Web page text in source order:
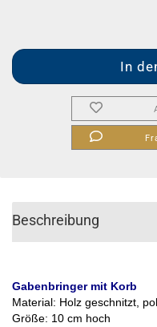
Beschreibung
Gabenbringer mit Korb
Material: Holz geschnitzt,
Größe: 10 cm hoch